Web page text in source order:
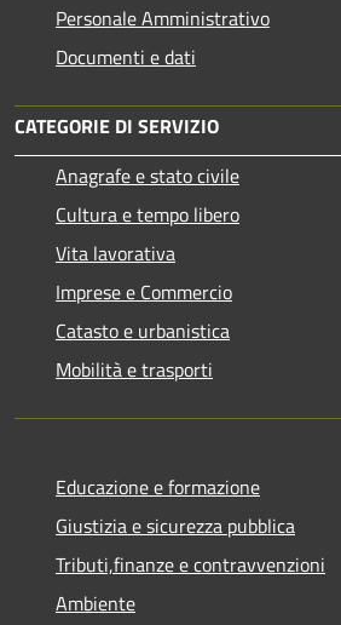
Personale Amministrativo
Documenti e dati
CATEGORIE DI SERVIZIO
Anagrafe e stato civile
Cultura e tempo libero
Vita lavorativa
Imprese e Commercio
Catasto e urbanistica
Mobilità e trasporti
Educazione e formazione
Giustizia e sicurezza pubblica
Tributi,finanze e contravvenzioni
Ambiente